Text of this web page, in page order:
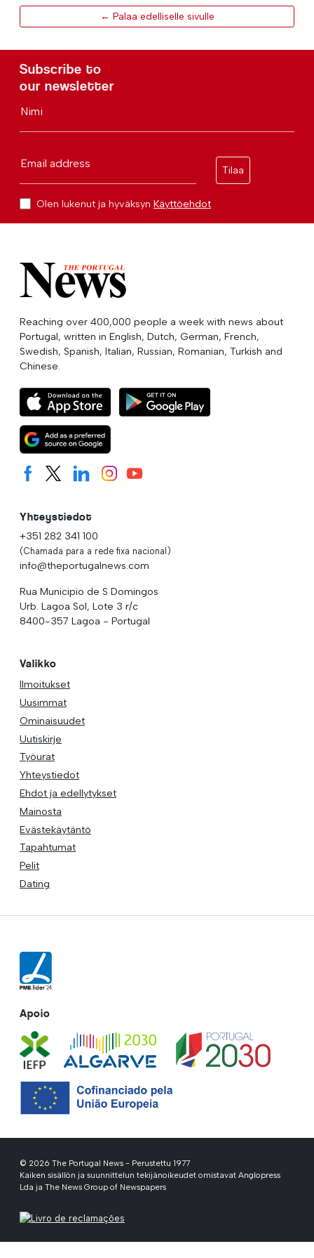
← Palaa edelliselle sivulle
Subscribe to
our newsletter
Nimi
Email address
Tilaa
Olen lukenut ja hyväksyn Käyttöehdot
Reaching over 400,000 people a week with news about
Portugal, written in English, Dutch, German, French,
Swedish, Spanish, Italian, Russian, Romanian, Turkish and
Chinese.
Yhteystiedot
+351 282 341 100
(Chamada para a rede fixa nacional)
info@theportugalnews.com
Rua Municipio de S Domingos
Urb. Lagoa Sol, Lote 3 r/c
8400-357 Lagoa - Portugal
Valikko
Ilmoitukset
Uusimmat
Ominaisuudet
Uutiskirje
Työurat
Yhteystiedot
Ehdot ja edellytykset
Mainosta
Evästekäytäntö
Tapahtumat
Pelit
Dating
Apoio
© 2026 The Portugal News - Perustettu 1977
Kaiken sisällön ja suunnittelun tekijänoikeudet omistavat Anglopress
Lda ja The News Group of Newspapers